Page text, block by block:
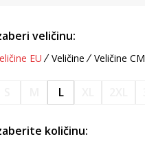
veličinu:
EU Veličine Veličine CM
L
količinu: